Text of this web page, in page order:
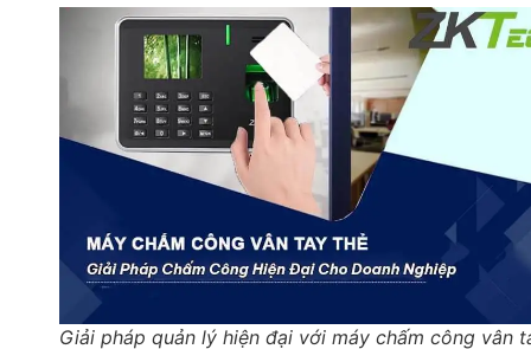
Giải pháp quản lý hiện đại với máy chấm công vân